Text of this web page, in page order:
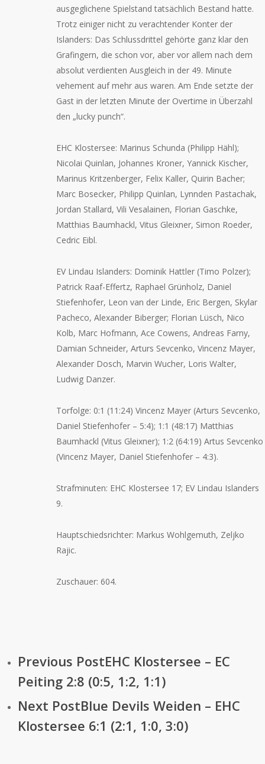
ausgeglichene Spielstand tatsächlich Bestand hatte.
Trotz einiger nicht zu verachtender Konter der
Islanders: Das Schlussdrittel gehörte ganz klar den
Grafingern, die schon vor, aber vor allem nach dem
absolut verdienten Ausgleich in der 49. Minute
vehement auf mehr aus waren. Am Ende setzte der
Gast in der letzten Minute der Overtime in Überzahl
den „lucky punch“.
EHC Klostersee: Marinus Schunda (Philipp Hähl);
Nicolai Quinlan, Johannes Kroner, Yannick Kischer,
Marinus Kritzenberger, Felix Kaller, Quirin Bacher;
Marc Bosecker, Philipp Quinlan, Lynnden Pastachak,
Jordan Stallard, Vili Vesalainen, Florian Gaschke,
Matthias Baumhackl, Vitus Gleixner, Simon Roeder,
Cedric Eibl.
EV Lindau Islanders: Dominik Hattler (Timo Polzer);
Patrick Raaf-Effertz, Raphael Grünholz, Daniel
Stiefenhofer, Leon van der Linde, Eric Bergen, Skylar
Pacheco, Alexander Biberger; Florian Lüsch, Nico
Kolb, Marc Hofmann, Ace Cowens, Andreas Farny,
Damian Schneider, Arturs Sevcenko, Vincenz Mayer,
Alexander Dosch, Marvin Wucher, Loris Walter,
Ludwig Danzer.
Torfolge: 0:1 (11:24) Vincenz Mayer (Arturs Sevcenko,
Daniel Stiefenhofer – 5:4); 1:1 (48:17) Matthias
Baumhackl (Vitus Gleixner); 1:2 (64:19) Artus Sevcenko
(Vincenz Mayer, Daniel Stiefenhofer – 4:3).
Strafminuten: EHC Klostersee 17; EV Lindau Islanders
9.
Hauptschiedsrichter: Markus Wohlgemuth, Zeljko
Rajic.
Zuschauer: 604.
Previous PostEHC Klostersee – EC
Peiting 2:8 (0:5, 1:2, 1:1)
Next PostBlue Devils Weiden – EHC
Klostersee 6:1 (2:1, 1:0, 3:0)